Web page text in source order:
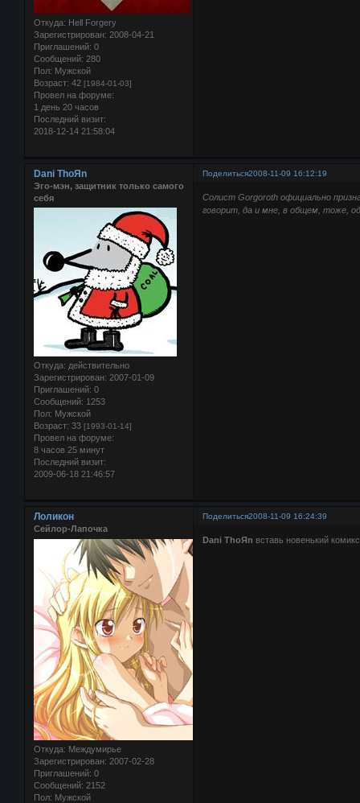
Откуда: Hell Forgery
Зарегистрирован: 2008-04-21
Приглашений: 0
Сообщений: 280
Пол: Мужской
Возраст: 42 [1984-01-03]
Провел на форуме:
1 день 20 часов
Последний визит:
2018-12-14 21:58:04
Поделиться2008-11-09 16:12:19
Dani ThoЯn
Эго-мэн, защитник только самого
себя
Откуда: действительно
Зарегистрирован: 2007-01-09
Приглашений: 0
Сообщений: 1253
Пол: Мужской
Возраст: 33 [1993-01-14]
Провел на форуме:
8 часов 25 минут
Последний визит:
2009-06-18 21:46:57
Солист Gorgoroth официально
говорит, да и мне, в общем, тоже,
Поделиться2008-11-09 16:24:39
Лоликон
Сейлор-Лапочка
Откуда: Междумирье
Зарегистрирован: 2007-02-28
Приглашений: 0
Сообщений: 2152
Пол: Мужской
Dani ThoЯn вставь новенький